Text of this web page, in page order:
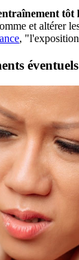
tôt
et altérer
, "l'exposition
éventuels